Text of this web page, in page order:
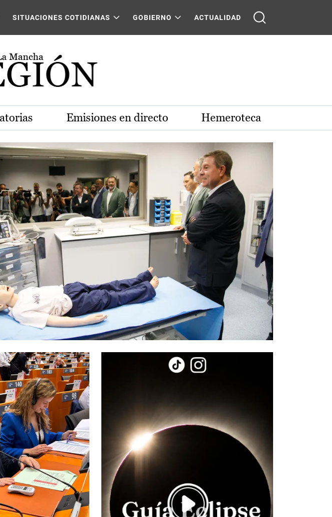
SITUACIONES COTIDIANAS GOBIERNO ACTUALIDAD
Emisiones en directo Hemeroteca